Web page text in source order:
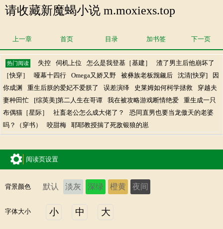
请收藏新魔蝎小说 m.moxiexs.top
上一章 首页 目录 加书签 下一页
热门阅读 失控 伺机上位 怎么是我登基［基建］
渣了男主后他崩坏了
［快穿］
哑幕十四行 Omega又娇又野 被彝族老板觊觎后 沈清[快穿]
因
你成渊
重生后朕的爱妃不爱朕了 误差演绎 史莱姆如何柯学拯救
穿越夫
妻种田忙
[综英美]第二人生在哥谭 我在被攻略游戏断情绝爱
重生成一只
布偶猫［星际］
社畜老公怎么成大佬了？
恐同直男也要当龙傲天的老婆
吗？（穿书）
咬甜梅 耶耶教授揣了死敌银狼的崽
阅读页设置
背景颜色 默认 淡灰 深绿 橙黄 夜间
字体大小 小 中 大